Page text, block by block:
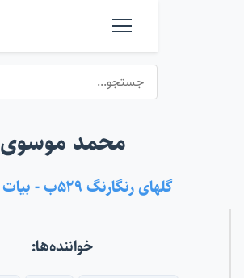
محمد موسوی
گلهای رنگارنگ ۵۲۹ب - بیات اصفهان
خواننده‌ها: